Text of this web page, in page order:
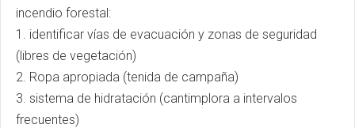
incendio forestal:
1. identificar vías de evacuación y zonas de seguridad
(libres de vegetación)
2. Ropa apropiada (tenida de campaña)
3. sistema de hidratación (cantimplora a intervalos
frecuentes)